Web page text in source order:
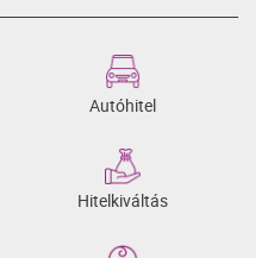
Autóhitel
Hitelkiváltás